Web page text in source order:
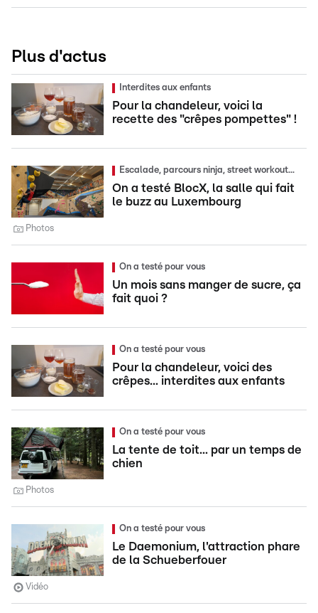
Plus d'actus
Interdites aux enfants
Pour la chandeleur, voici la
recette des "crêpes pompettes" !
Escalade, parcours ninja, street workout...
On a testé BlocX, la salle qui fait
le buzz au Luxembourg
Photos
On a testé pour vous
Un mois sans manger de sucre, ça
fait quoi ?
On a testé pour vous
Pour la chandeleur, voici des
crêpes... interdites aux enfants
On a testé pour vous
La tente de toit... par un temps de
chien
Photos
On a testé pour vous
Le Daemonium, l'attraction phare
de la Schueberfouer
Vidéo